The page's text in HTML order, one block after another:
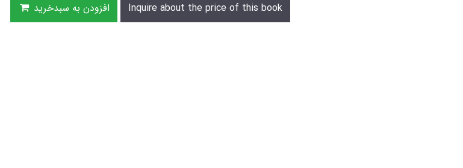
افزودن به سبدخرید Inquire about the price of this book